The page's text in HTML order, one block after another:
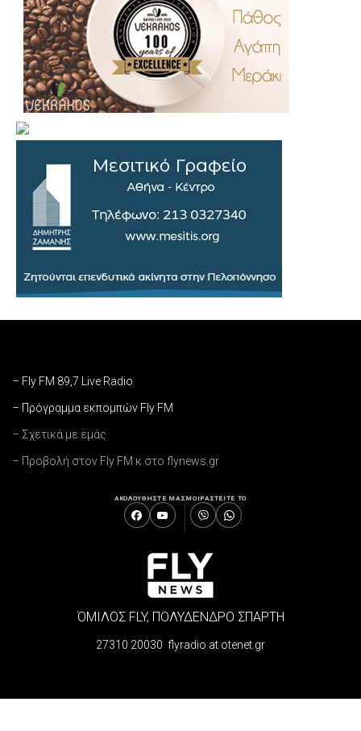
– Fly FM 89,7 Live Radio
– Πρόγραμμα εκπομπών Fly FM
– Σχετικά με εμάς
– Προβολή στον Fly FM κ στο flynews.gr
ΑΚΟΛΟΥΘΗΣΤΕ ΜΑΣΜΟΙΡΑΣΤΕΙΤΕ ΤΟ
ΌΜΙΛΟΣ FLY, ΠΟΛΥΔΕΝΔΡΟ ΣΠΑΡΤΗ
27310 20030 flyradio at otenet.gr